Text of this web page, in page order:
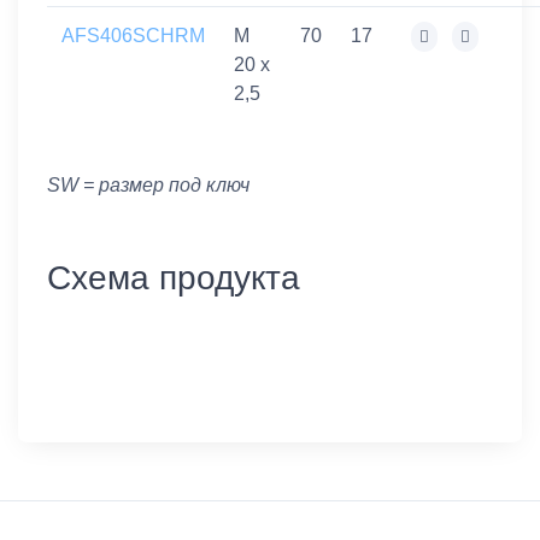
AFS406SCHRM
M
20 x
2,5
70 17
SW = размер под ключ
Схема продукта